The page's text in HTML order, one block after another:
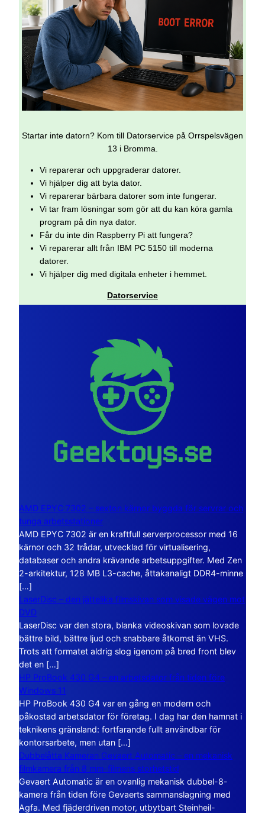
Startar inte datorn? Kom till Datorservice på Orrspelsvägen
13 i Bromma.
Vi reparerar och uppgraderar datorer.
Vi hjälper dig att byta dator.
Vi reparerar bärbara datorer som inte fungerar.
Vi tar fram lösningar som gör att du kan köra gamla
program på din nya dator.
Får du inte din Raspberry Pi att fungera?
Vi reparerar allt från IBM PC 5150 till moderna
datorer.
Vi hjälper dig med digitala enheter i hemmet.
Datorservice
AMD EPYC 7302 – sexton kärnor byggda för servrar och
tunga arbetsstationer
AMD EPYC 7302 är en kraftfull serverprocessor med 16
kärnor och 32 trådar, utvecklad för virtualisering,
databaser och andra krävande arbetsuppgifter. Med Zen
2-arkitektur, 128 MB L3-cache, åttakanaligt DDR4-minne
[…]
LaserDisc – den jättelika filmskivan som visade vägen mot
DVD
LaserDisc var den stora, blanka videoskivan som lovade
bättre bild, bättre ljud och snabbare åtkomst än VHS.
Trots att formatet aldrig slog igenom på bred front blev
det en […]
HP ProBook 430 G4 – en arbetsdator från tiden före
Windows 11
HP ProBook 430 G4 var en gång en modern och
påkostad arbetsdator för företag. I dag har den hamnat i
teknikens gränsland: fortfarande fullt användbar för
kontorsarbete, men utan […]
Dubbelåtta Kameran Gevaert Automatic – en mekanisk
filmkamera från 8 mm-filmens storhetstid
Gevaert Automatic är en ovanlig mekanisk dubbel-8-
kamera från tiden före Gevaerts sammanslagning med
Agfa. Med fjäderdriven motor, utbytbart Steinheil-